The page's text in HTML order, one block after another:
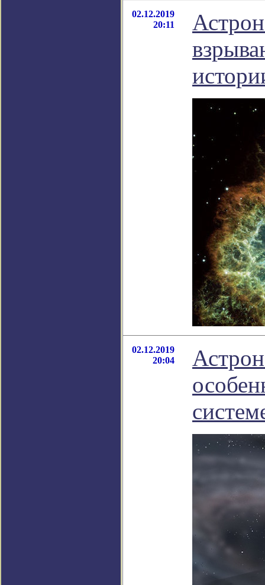
02.12.2019
20:11
02.12.2019
20:04